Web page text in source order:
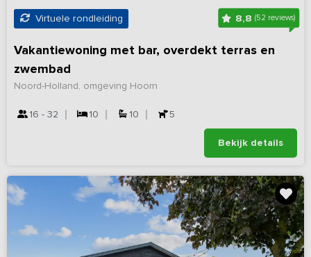
Virtuele rondleiding 8,8 (52 reviews)
Vakantiewoning met bar, overdekt terras en
zwembad
Noord-Holland, omgeving Hoorn
16 - 32 10 10 5
Bekijk details